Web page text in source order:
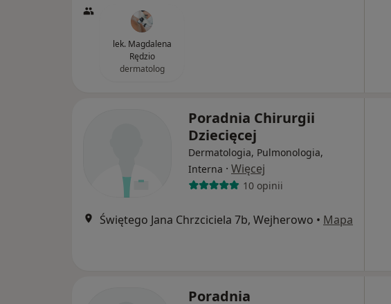
lek. Magdalena
Rędzio
dermatolog
Poradnia Chirurgii
Dziecięcej
Dermatologia, Pulmonologia,
Interna · Więcej
10 opinii
Świętego Jana Chrzciciela 7b, Wejherowo • Mapa
Poradnia